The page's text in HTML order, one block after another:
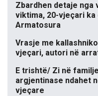
Zbardhen detaje
viktima, 20-vjeçari
Armatosura
Vrasje me
vjeçari, autori në
E trishtë/ Zi në
argjentinase ndahet
vjeçare